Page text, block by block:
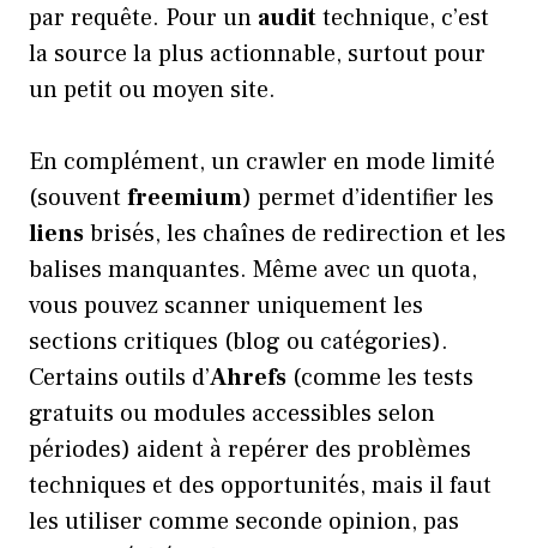
par requête. Pour un audittechnique, c’est
la source la plus actionnable, surtout pour
un petit ou moyen site.
En complément, un crawler en mode limité
(souventfreemium) permet d’identifier les
liensbrisés, les chaînes de redirection et les
balises manquantes. Même avec un quota,
vous pouvez scanner uniquement les
sections critiques (blog ou catégories).
Certains outils d’Ahrefs (comme les tests
gratuits ou modules accessibles selon
périodes) aident à repérer des problèmes
techniques et des opportunités, mais il faut
les utiliser comme seconde opinion, pas